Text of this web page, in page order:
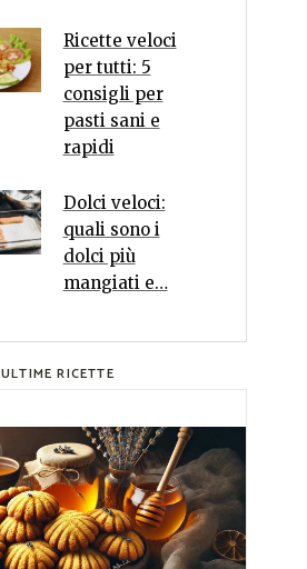
Ricette veloci
per tutti: 5
consigli per
pasti sani e
rapidi
Dolci veloci:
quali sono i
dolci più
mangiati e…
ULTIME RICETTE